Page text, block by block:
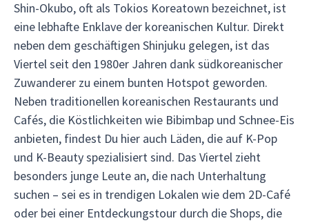
Shin-Okubo, oft als Tokios Koreatown bezeichnet, ist
eine lebhafte Enklave der koreanischen Kultur. Direkt
neben dem geschäftigen Shinjuku gelegen, ist das
Viertel seit den 1980er Jahren dank südkoreanischer
Zuwanderer zu einem bunten Hotspot geworden.
Neben traditionellen koreanischen Restaurants und
Cafés, die Köstlichkeiten wie Bibimbap und Schnee-Eis
anbieten, findest Du hier auch Läden, die auf K-Pop
und K-Beauty spezialisiert sind. Das Viertel zieht
besonders junge Leute an, die nach Unterhaltung
suchen – sei es in trendigen Lokalen wie dem 2D-Café
oder bei einer Entdeckungstour durch die Shops, die